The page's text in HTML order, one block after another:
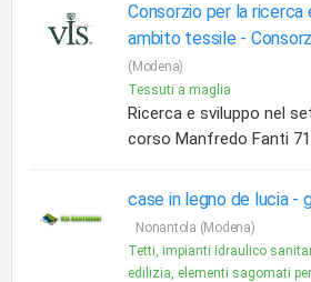
Consorzio per la ricerca
ambito tessile -
(Modena)
Tessuti a maglia
Ricerca e sviluppo nel
corso Manfredo Fanti
case in legno de lucia -
Nonantola (Modena)
Tetti, impianti idraulico
edilizia, elementi sagomati